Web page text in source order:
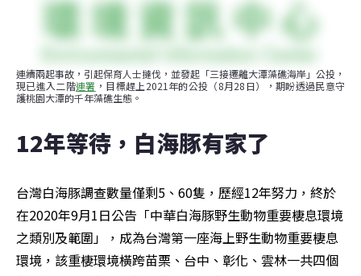
連續兩起事故，引起保育人士撻伐，並發起「三接遷離大潭藻礁海岸」公投，
現已進入二階連署 ，目標趕上2021年的公投（8月28日），期盼透過民意守
護桃園大潭的千年藻礁生態。
12年等待，白海豚有家了
台灣白海豚調查數量僅剩5、60隻，歷經12年努力，終於
在2020年9月1日公告「中華白海豚野生動物重要棲息環境
之類別及範圍」，成為台灣第一座海上野生動物重要棲息
環境，該重棲環境橫跨苗栗、台中、彰化、雲林一共四個